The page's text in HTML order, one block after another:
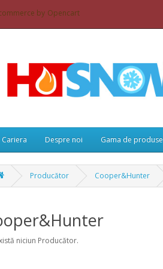
Cariera Despre noi Gama de produse
Producător Cooper&Hunter
niciun Producător.
by Opencart